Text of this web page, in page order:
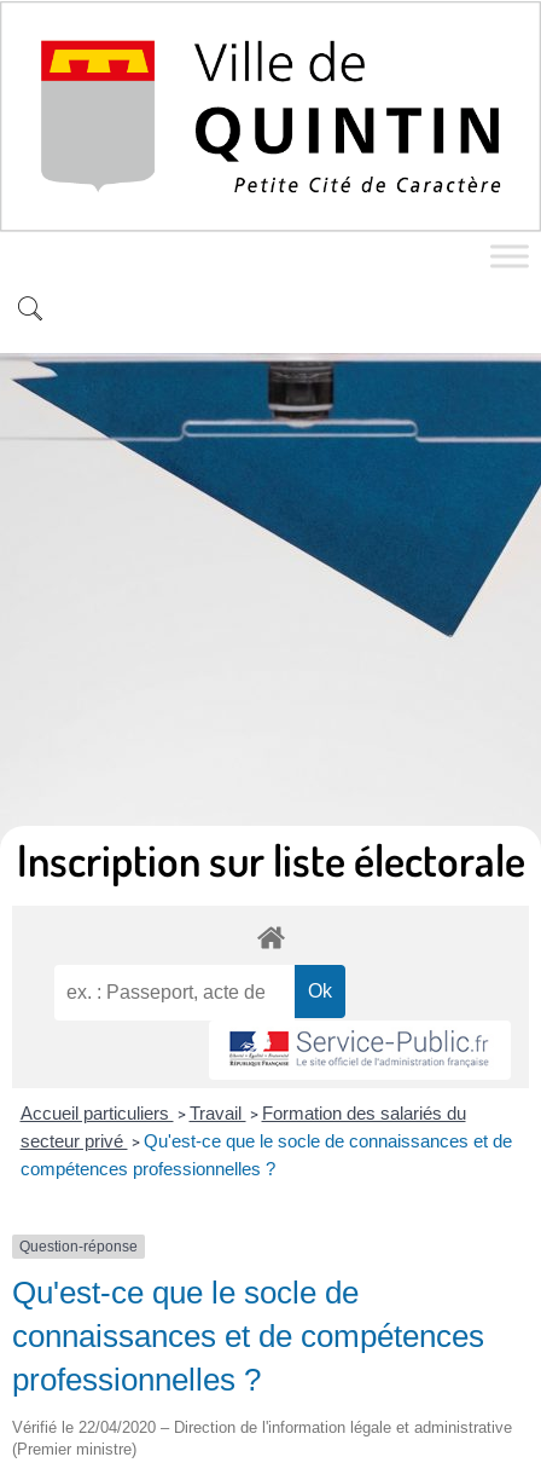
Inscription sur liste électorale
Accueil particuliers > Travail > Formation des salariés du
secteur privé > Qu'est-ce que le socle de connaissances et de
compétences professionnelles ?
Question-réponse
Qu'est-ce que le socle de
connaissances et de compétences
professionnelles ?
Vérifié le 22/04/2020 – Direction de l'information légale et administrative
(Premier ministre)